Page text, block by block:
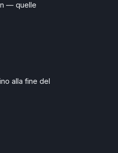
— quelle
alla fine del